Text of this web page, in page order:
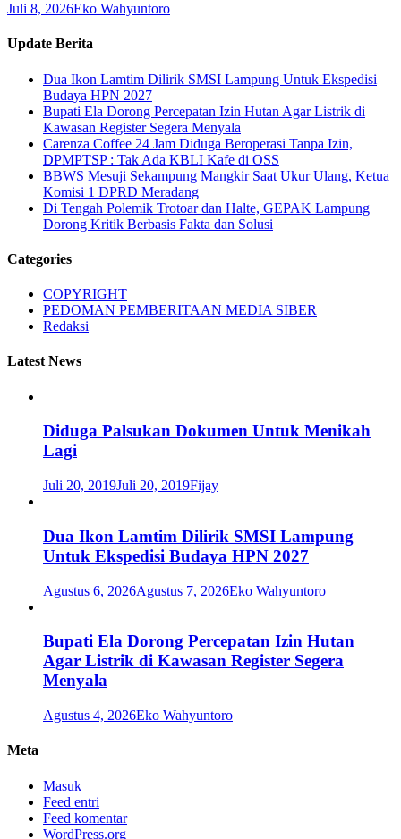
Juli 8, 2026Eko Wahyuntoro
Update Berita
Dua Ikon Lamtim Dilirik SMSI Lampung Untuk Ekspedisi
Budaya HPN 2027
Bupati Ela Dorong Percepatan Izin Hutan Agar Listrik di
Kawasan Register Segera Menyala
Carenza Coffee 24 Jam Diduga Beroperasi Tanpa Izin,
DPMPTSP : Tak Ada KBLI Kafe di OSS
BBWS Mesuji Sekampung Mangkir Saat Ukur Ulang, Ketua
Komisi 1 DPRD Meradang
Di Tengah Polemik Trotoar dan Halte, GEPAK Lampung
Dorong Kritik Berbasis Fakta dan Solusi
Categories
COPYRIGHT
PEDOMAN PEMBERITAAN MEDIA SIBER
Redaksi
Latest News
Diduga Palsukan Dokumen Untuk Menikah
Lagi
Juli 20, 2019Juli 20, 2019Fijay
Dua Ikon Lamtim Dilirik SMSI Lampung
Untuk Ekspedisi Budaya HPN 2027
Agustus 6, 2026Agustus 7, 2026Eko Wahyuntoro
Bupati Ela Dorong Percepatan Izin Hutan
Agar Listrik di Kawasan Register Segera
Menyala
Agustus 4, 2026Eko Wahyuntoro
Meta
Masuk
Feed entri
Feed komentar
WordPress.org